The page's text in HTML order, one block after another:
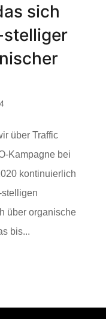
sich
über Traffic
Kampagne bei
kontinuierlich
stelligen
über organische
bis...